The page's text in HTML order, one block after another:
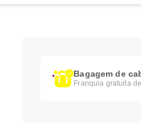
Bagagem de
Franquia gratuita